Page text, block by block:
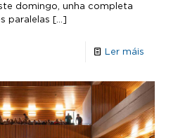
domingo, unha completa
paralelas […]
Ler máis